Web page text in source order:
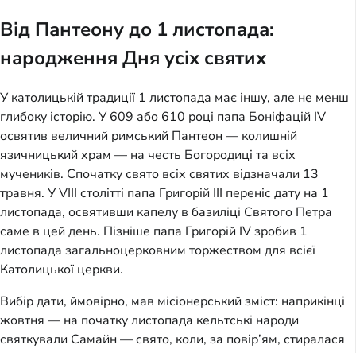
Від Пантеону до 1 листопада:
народження Дня усіх святих
У католицькій традиції 1 листопада має іншу, але не менш
глибоку історію. У 609 або 610 році папа Боніфацій IV
освятив величний римський Пантеон — колишній
язичницький храм — на честь Богородиці та всіх
мучеників. Спочатку свято всіх святих відзначали 13
травня. У VIII столітті папа Григорій III переніс дату на 1
листопада, освятивши капелу в базиліці Святого Петра
саме в цей день. Пізніше папа Григорій IV зробив 1
листопада загальноцерковним торжеством для всієї
Католицької церкви.
Вибір дати, ймовірно, мав місіонерський зміст: наприкінці
жовтня — на початку листопада кельтські народи
святкували Самайн — свято, коли, за повір’ям, стиралася